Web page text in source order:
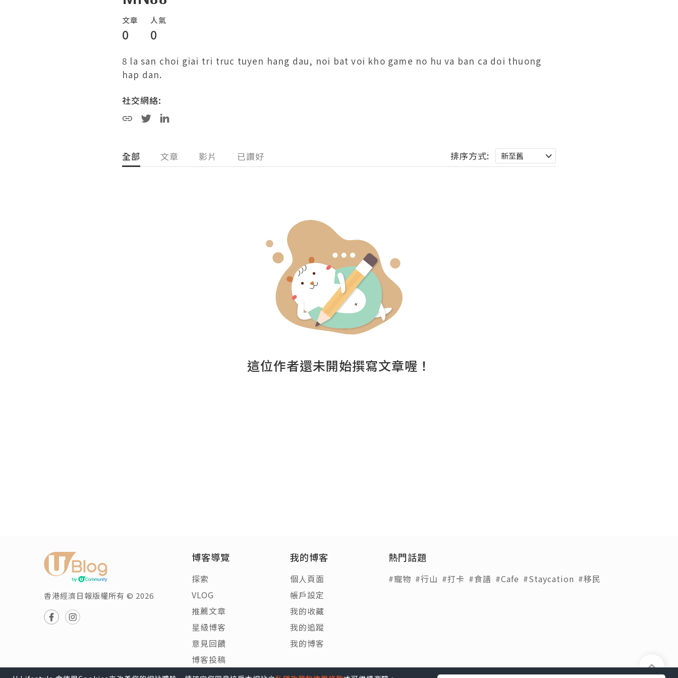
文章
0
人氣
0
8 la san choi giai tri truc tuyen hang dau, noi bat voi kho game no hu va ban ca doi thuong
hap dan.
社交網絡:
全部 文章 影片 已讚好 排序方式:
這位作者還未開始撰寫文章喔！
香港經濟日報版權所有 © 2026
博客導覽
探索
VLOG
推薦文章
星級博客
意見回饋
博客投稿
我的博客
個人頁面
帳戶設定
我的收藏
我的追蹤
我的博客
熱門話題
#寵物 #行山 #打卡 #食譜 #Cafe #Staycation #移民